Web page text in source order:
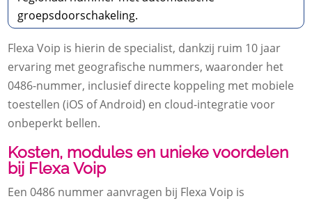
groepsdoorschakeling.
Flexa Voip is hierin de specialist, dankzij ruim 10 jaar
ervaring met geografische nummers, waaronder het
0486-nummer, inclusief directe koppeling met mobiele
toestellen (iOS of Android) en cloud-integratie voor
onbeperkt bellen.
Kosten, modules en unieke voordelen
bij Flexa Voip
Een 0486 nummer aanvragen bij Flexa Voip is